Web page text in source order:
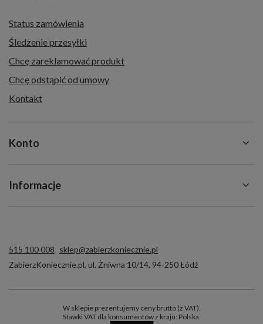
Status zamówienia
Śledzenie przesyłki
Chcę zareklamować produkt
Chcę odstąpić od umowy
Kontakt
Konto
Informacje
515 100 008 sklep@zabierzkoniecznie.pl
ZabierzKoniecznie.pl, ul. Żniwna 10/14, 94-250Łódź
W sklepie prezentujemy ceny brutto (z VAT).
Stawki VAT dla konsumentów z kraju: Polska